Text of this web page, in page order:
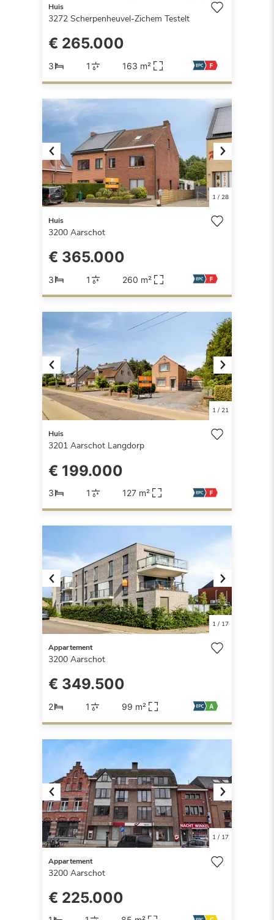
Huis
3272 Scherpenheuvel-Zichem Testelt
€ 265.000
3 1 163 m²
Previous Next
1/ 28
Huis
3200 Aarschot
€ 365.000
3 1 260 m²
Previous Next
1/ 21
Huis
3201 Aarschot Langdorp
€ 199.000
3 1 127 m²
Previous Next
1/ 17
Appartement
3200 Aarschot
€ 349.500
2 1 99 m²
Previous Next
1/ 17
Appartement
3200 Aarschot
€ 225.000